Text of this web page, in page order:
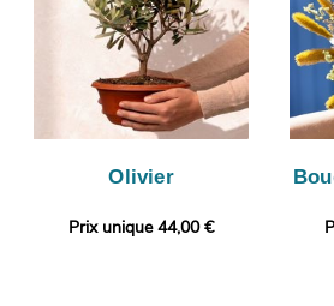
Olivier
Prix unique 44,00 €